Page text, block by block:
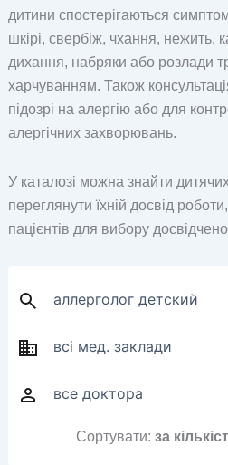
дитини спостерігаються
шкірі, свербіж, чхання, нежить,
дихання, набряки або розлади
харчуванням. Також
підозрі на алергію або для
алергічних захворювань.
У каталозі можна знайти
переглянути їхній досвід
пацієнтів для вибору
Сортувати: за